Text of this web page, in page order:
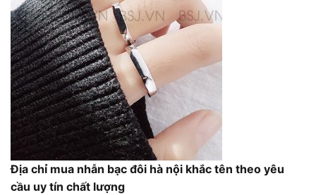
Địa chỉ mua nhẫn bạc đôi hà nội khắc tên theo yêu
cầu uy tín chất lượng